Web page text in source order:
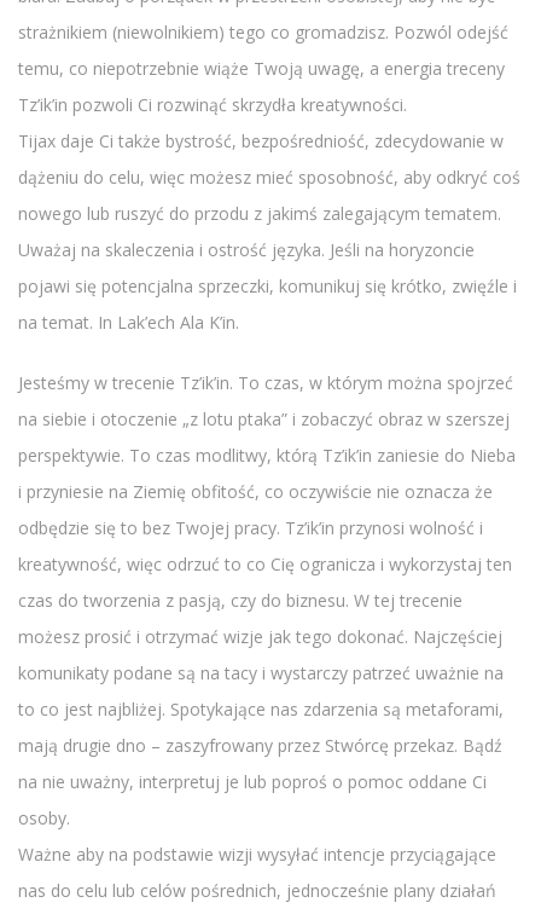
strażnikiem (niewolnikiem) tego co gromadzisz. Pozwól odejść
temu, co niepotrzebnie wiąże Twoją uwagę, a energia treceny
Tz’ik’in pozwoli Ci rozwinąć skrzydła kreatywności.
Tijax daje Ci także bystrość, bezpośredniość, zdecydowanie w
dążeniu do celu, więc możesz mieć sposobność, aby odkryć coś
nowego lub ruszyć do przodu z jakimś zalegającym tematem.
Uważaj na skaleczenia i ostrość języka. Jeśli na horyzoncie
pojawi się potencjalna sprzeczki, komunikuj się krótko, zwięźle i
na temat. In Lak’ech Ala K’in.
Jesteśmy w trecenie Tz’ik’in. To czas, w którym można spojrzeć
na siebie i otoczenie „z lotu ptaka” i zobaczyć obraz w szerszej
perspektywie. To czas modlitwy, którą Tz’ik’in zaniesie do Nieba
i przyniesie na Ziemię obfitość, co oczywiście nie oznacza że
odbędzie się to bez Twojej pracy. Tz’ik’in przynosi wolność i
kreatywność, więc odrzuć to co Cię ogranicza i wykorzystaj ten
czas do tworzenia z pasją, czy do biznesu. W tej trecenie
możesz prosić i otrzymać wizje jak tego dokonać. Najczęściej
komunikaty podane są na tacy i wystarczy patrzeć uważnie na
to co jest najbliżej. Spotykające nas zdarzenia są metaforami,
mają drugie dno – zaszyfrowany przez Stwórcę przekaz. Bądź
na nie uważny, interpretuj je lub poproś o pomoc oddane Ci
osoby.
Ważne aby na podstawie wizji wysyłać intencje przyciągające
nas do celu lub celów pośrednich, jednocześnie plany działań